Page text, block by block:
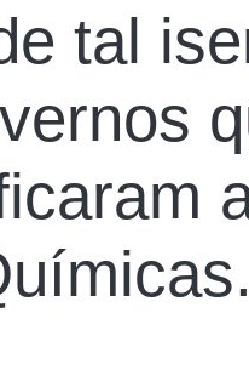
tal